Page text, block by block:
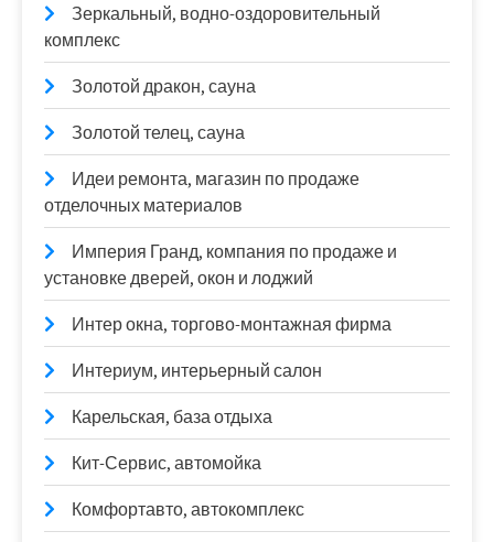
Зеркальный, водно-оздоровительный
комплекс
Золотой дракон, сауна
Золотой телец, сауна
Идеи ремонта, магазин по продаже
отделочных материалов
Империя Гранд, компания по продаже и
установке дверей, окон и лоджий
Интер окна, торгово-монтажная фирма
Интериум, интерьерный салон
Карельская, база отдыха
Кит-Сервис, автомойка
Комфортавто, автокомплекс